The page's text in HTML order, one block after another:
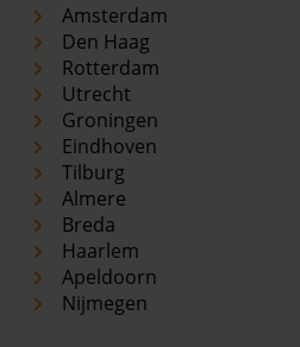
Amsterdam
Den Haag
Rotterdam
Utrecht
Groningen
Eindhoven
Tilburg
Almere
Breda
Haarlem
Apeldoorn
Nijmegen